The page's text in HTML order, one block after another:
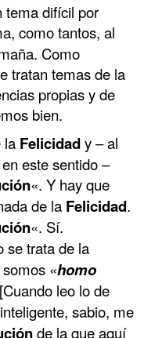
tema difícil por
como tantos, al
Como
tratan temas de la
propias y de
bien.
Felicidady – al
este sentido –
«. Y hay que
de la Felicidad.
«. Sí.
se trata de la
«homo
leo lo de
sabio, me
de la que aquí